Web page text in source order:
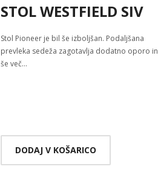
STOL WESTFIELD SIV
Stol Pioneer je bil še izboljšan. Podaljšana
prevleka sedeža zagotavlja dodatno oporo in
še več…
DODAJ V KOŠARICO